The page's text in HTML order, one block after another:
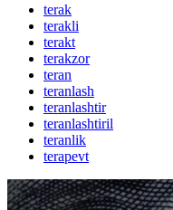
terak
terakli
terakt
terakzor
teran
teranlash
teranlashtir
teranlashtiril
teranlik
terapevt